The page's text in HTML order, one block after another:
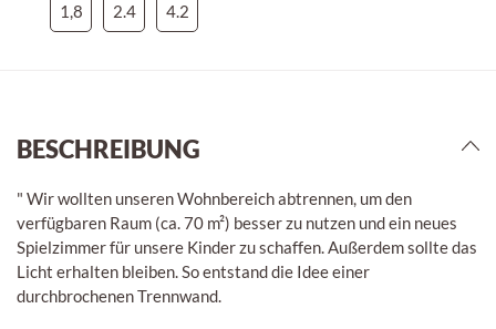
1,8
2.4 4.2
BESCHREIBUNG
" Wir wollten unseren Wohnbereich abtrennen, um den
verfügbaren Raum (ca. 70 m²) besser zu nutzen und ein neues
Spielzimmer für unsere Kinder zu schaffen. Außerdem sollte das
Licht erhalten bleiben. So entstand die Idee einer
durchbrochenen Trennwand.